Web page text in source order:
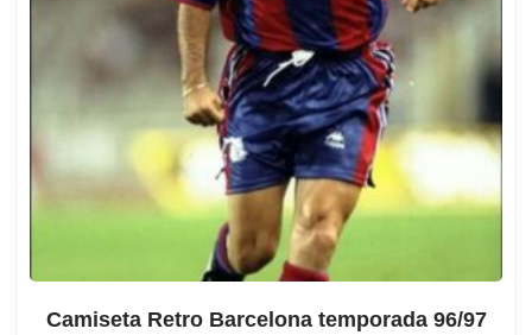
Camiseta Retro Barcelona temporada 96/97